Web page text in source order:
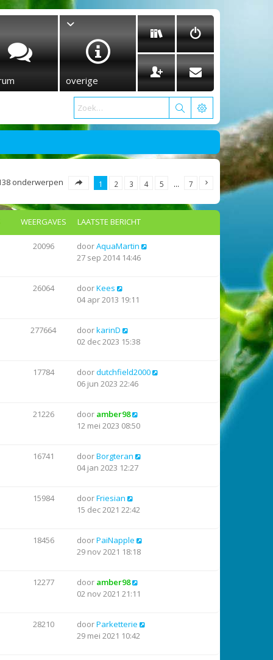
overige
onderwerpen 1 2 3 4 5 … 7
WEERGAVES LAATSTE BERICHT
20096 doorAquaMartin
27 sep 2014 14:46
26064 doorKees
04 apr 2013 19:11
277664 doorkarinD
02 dec 2023 15:38
17784 doordutchfield2000
06 jun 2023 22:46
21226 door amber98
12 mei 2023 08:50
16741 doorBorgteran
04 jan 2023 12:27
15984 doorFriesian
15 dec 2021 22:42
18456 doorPaiNapple
29 nov 2021 18:18
12277 door amber98
02 nov 2021 21:11
28210 doorParketterie
29 mei 2021 10:42